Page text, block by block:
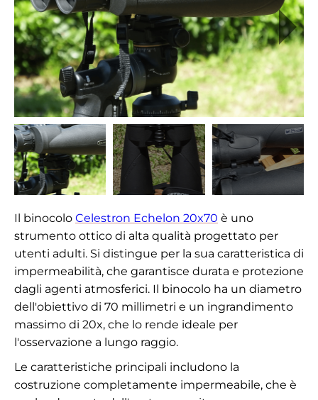
Il binocolo Celestron Echelon 20x70 è uno
strumento ottico di alta qualità progettato per
utenti adulti. Si distingue per la sua caratteristica di
impermeabilità, che garantisce durata e protezione
dagli agenti atmosferici. Il binocolo ha un diametro
dell'obiettivo di 70 millimetri e un ingrandimento
massimo di 20x, che lo rende ideale per
l'osservazione a lungo raggio.
Le caratteristiche principali includono la
costruzione completamente impermeabile, che è